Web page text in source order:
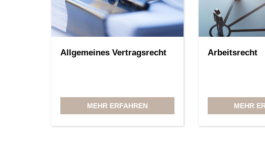
Allgemeines Vertragsrecht
MEHR ERFAHREN
Arbeitsrecht
MEHR